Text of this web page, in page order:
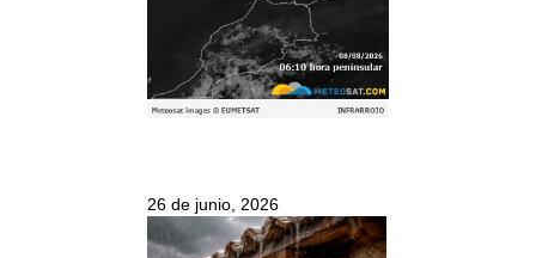
26 de junio, 2026